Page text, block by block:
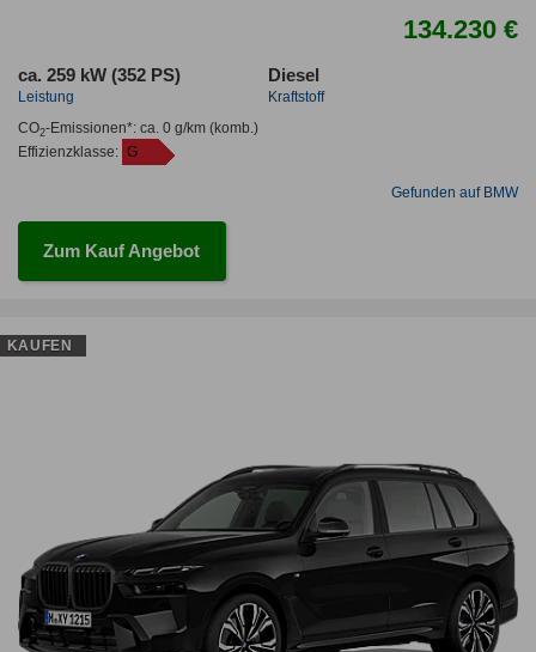
134.230 €
ca. 259 kW (352 PS)
Leistung
Diesel
Kraftstoff
CO2-Emissionen*: ca. 0 g/km(komb.)
Effizienzklasse: G
Gefunden auf BMW
Zum Kauf Angebot
KAUFEN